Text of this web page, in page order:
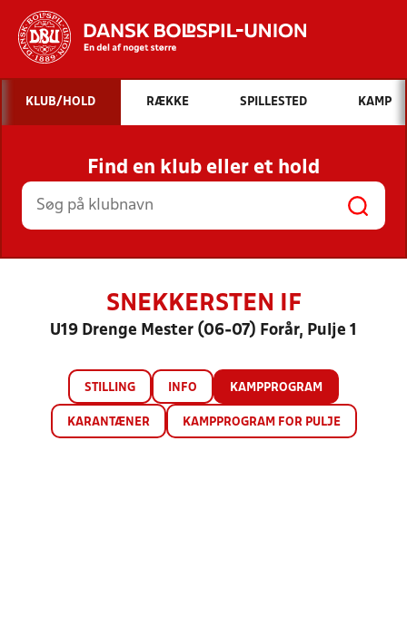
Hvad vil du søge efter?
INDHOLD OG NYHEDER
STILLINGER, RESULTATER, KLUBBER OG
HOLD
KLUB/HOLD RÆKKE SPILLESTED KAMP
Find en klub eller et hold
SNEKKERSTEN IF
U19 Drenge Mester (06-07) Forår, Pulje 1
STILLING INFO KAMPPROGRAM
KARANTÆNER KAMPPROGRAM FOR PULJE